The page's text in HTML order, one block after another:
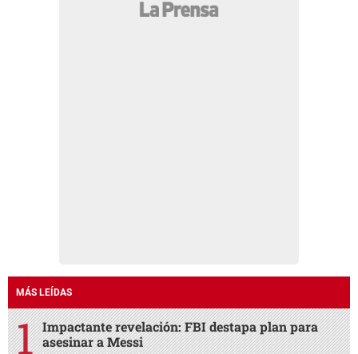
MÁS LEÍDAS
Impactante revelación: FBI destapa plan para
asesinar a Messi